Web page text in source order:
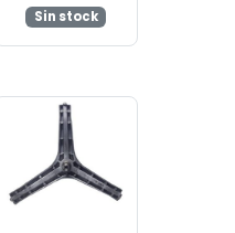
Sin stock